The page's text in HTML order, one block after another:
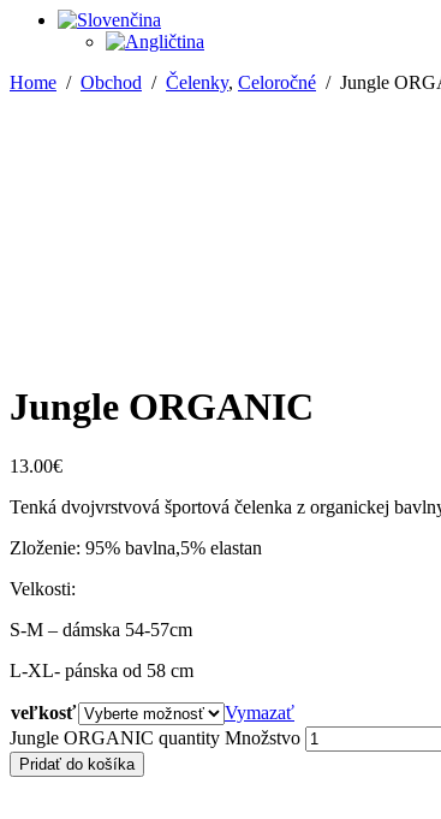
Home / Obchod / Čelenky, Celoročné / Jungle
Jungle ORGANIC
13.00€
Tenká dvojvrstvová športová čelenka z organickej
Zloženie: 95% bavlna,5% elastan
Velkosti:
S-M – dámska 54-57cm
L-XL- pánska od 58 cm
veľkosť
Vymazať
Jungle ORGANIC quantity Množstvo
Pridať do košíka